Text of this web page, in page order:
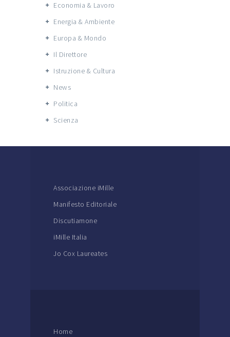
Economia & Lavoro
Energia & Ambiente
Europa & Mondo
Il Direttore
Istruzione & Cultura
News
Politica
Scienza
Associazione iMille
Manifesto Editoriale
Discutiamone
iMille Italia
Jo Cox Laureates
Home